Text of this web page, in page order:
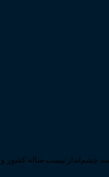
مجوز شماره ۵۸۸۴ از سال ۱۳۸۰ در راستای